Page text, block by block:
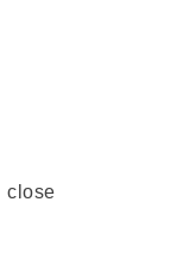
close